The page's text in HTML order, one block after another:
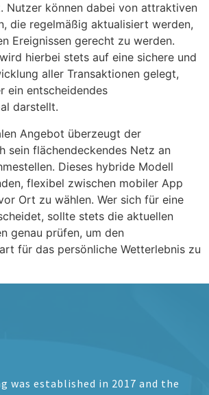
Nutzer können dabei von attraktiven
die regelmäßig aktualisiert werden,
Ereignissen gerecht zu werden.
wird hierbei stets auf eine sichere und
aller Transaktionen gelegt,
ein entscheidendes
darstellt.
Angebot überzeugt der
sein flächendeckendes Netz an
Dieses hybride Modell
flexibel zwischen mobiler App
Ort zu wählen. Wer sich für eine
sollte stets die aktuellen
genau prüfen, um den
für das persönliche Wetterlebnis zu
was established in 2017 and the